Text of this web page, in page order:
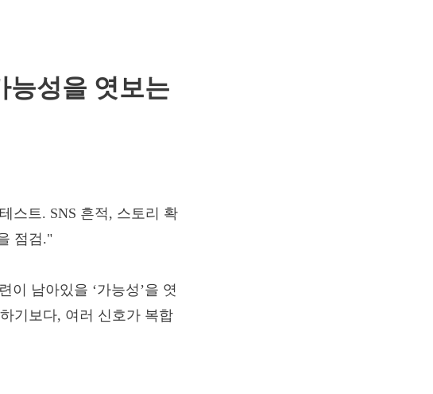
능성을 엿보는
이 남아있을 ‘가능성’을 엿
기보다, 여러 신호가 복합